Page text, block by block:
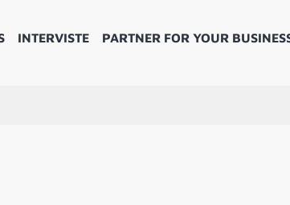
INTERVISTE PARTNER FOR YOUR